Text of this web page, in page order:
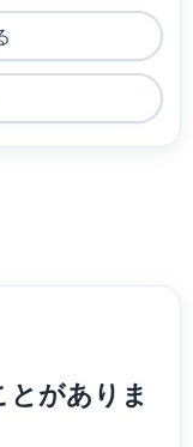
がありま